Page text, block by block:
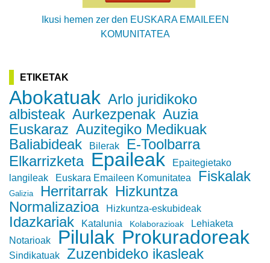
Ikusi hemen zer den EUSKARA EMAILEEN
KOMUNITATEA
ETIKETAK
Abokatuak Arlo juridikoko
albisteak Aurkezpenak Auzia
Euskaraz Auzitegiko Medikuak
Baliabideak
Bilerak
E-Toolbarra
Elkarrizketa Epaileak
Epaitegietako
langileak
Euskara Emaileen Komunitatea Fiskalak
Galizia Herritarrak Hizkuntza
Normalizazioa
Hizkuntza-eskubideak
Idazkariak Katalunia Kolaborazioak
Lehiaketa
Notarioak
Pilulak Prokuradoreak
Sindikatuak Zuzenbideko ikasleak